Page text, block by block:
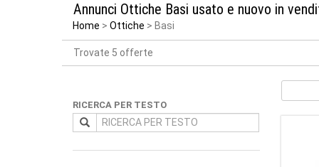
Annunci Ottiche Basi usato e nuovo in
Home Ottiche Basi
Trovate 5 offerte
RICERCA PER TESTO